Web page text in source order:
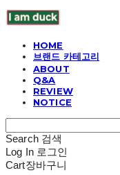
HOME
브랜드 카테고리
ABOUT
Q&A
REVIEW
NOTICE
Search 검색
Log In 로그인
Cart장바구니